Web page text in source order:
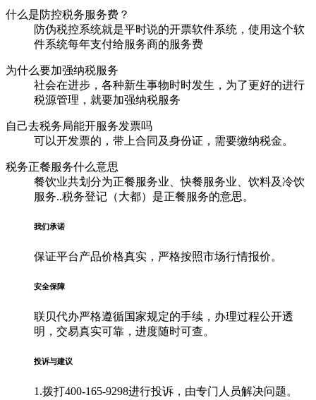
什么是防控税务服务费？
防伪税控系统就是平时说的开票软件系统，使用这个软
件系统每年支付给服务商的服务费
为什么要加强纳税服务
社会在进步，各种新生事物时时发生，为了更好的进行
税源管理，就要加强纳税服务
自己去税务局能开服务发票吗
可以开发票的，带上合同及身份证，需要缴纳税金。
税务正餐服务什么意思
餐饮业共划分为正餐服务业、快餐服务业、饮料及冷饮
服务..税务登记（大都）是正餐服务的意思。
我们承诺
保证平台产品价格真实，严格按照市场行情报价。
安全保障
联贝代办严格遵循国家规定的手续，办理过程公开透
明，交易真实可靠，进度随时可查。
投诉与建议
1.拨打400-165-9298进行投诉，由专门人员解决问题。